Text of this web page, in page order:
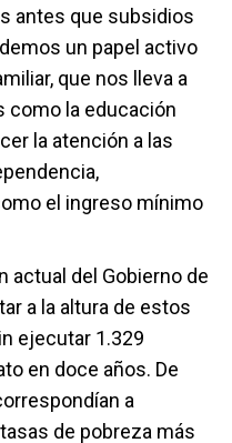
antes que subsidios
un papel activo
que nos lleva a
como la educación
la atención a las
el ingreso mínimo
actual del Gobierno de
a la altura de estos
ejecutar 1.329
en doce años. De
a
de pobreza más